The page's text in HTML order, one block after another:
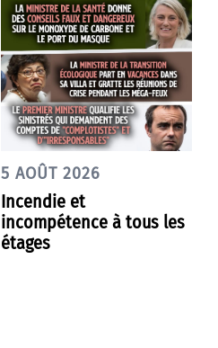
5 AOÛT 2026
Incendie et
incompétence à tous les
étages